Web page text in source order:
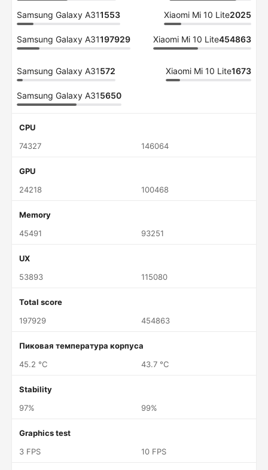
Samsung Galaxy A311553 Xiaomi Mi 10 Lite2025
Samsung Galaxy A31197929 Xiaomi Mi 10 Lite454863
Samsung Galaxy A31572 Xiaomi Mi 10 Lite1673
Samsung Galaxy A315650
CPU
74327
146064
GPU
24218
100468
Memory
45491
93251
UX
53893
115080
Total score
197929
454863
Пиковая температура корпуса
45.2 °C
43.7 °C
Stability
97%
99%
Graphics test
3 FPS
10 FPS